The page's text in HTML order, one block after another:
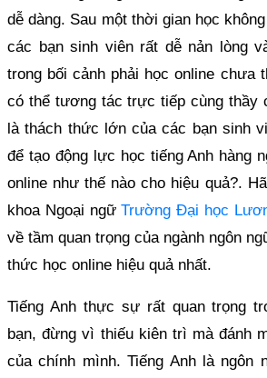
dễ dàng. Sau một thời gian học
các bạn sinh viên rất dễ nản lòng
trong bối cảnh phải học online chưa
có thể tương tác trực tiếp cùng thầy
là thách thức lớn của các bạn sinh
để tạo động lực học tiếng Anh hàng
online như thế nào cho hiệu quả?.
khoa Ngoại ngữTrường Đại học
về tầm quan trọng của ngành ngôn
thức học online hiệu quả nhất.
Tiếng Anh thực sự rất quan trọng
bạn, đừng vì thiếu kiên trì mà đánh
của chính mình. Tiếng Anh là ngôn